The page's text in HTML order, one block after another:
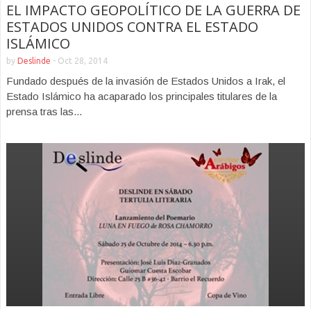
EL IMPACTO GEOPOLÍTICO DE LA GUERRA DE
ESTADOS UNIDOS CONTRA EL ESTADO
ISLÁMICO
by Deslinde - Oct 28, 2014
Fundado después de la invasión de Estados Unidos a Irak, el
Estado Islámico ha acaparado los principales titulares de la
prensa tras las...